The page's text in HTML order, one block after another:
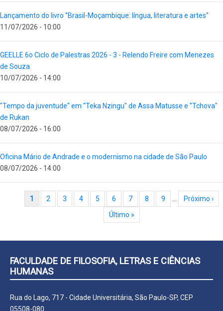
Lançamento do livro "Brasil-Moçambique: língua, literatura e artes"
11/07/2026 - 10:00
GEELLE 6o Ciclo de Palestras 2026 - 3 - Relendo Freire com Menezes
de Souza
10/07/2026 - 14:00
"Tempo da juventude" em "Teka Nzingu" de Assa Matusse e "Tchova"
de Rukan
08/07/2026 - 16:00
Oficina Mário de Andrade e o modernismo na cidade de São Paulo
08/07/2026 - 14:00
Paginação
Página atual
1 Page
2 Page
3 Page
4 Page
5 Page
6 Page
7 Page
8 Page
9 Próxima página
Próximo ›
Última página
Último »
FACULDADE DE FILOSOFIA, LETRAS E CIÊNCIAS
HUMANAS
Rua do Lago, 717 - Cidade Universitária, São Paulo-SP, CEP
05508-080